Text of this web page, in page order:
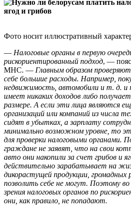
Фото носит иллюстративный
— Налоговые органы в первую
рискориентированный подход, —
МНС. — Главным образом
себе большие расходы. Например,
недвижимость, автомобили и т. д. и
имеет никаких доходов либо
размере. А если эти лица являются
организаций или компаний из числа
сидят в убытках, а зарплату
минимально возможном уровне, то
для проверки налоговыми органами.
граждане не заявят, что на свои
авто они накопили за счет грибов и
действительно зарабатывает на
дикорастущей продукции, громадных
позволить себе не могут. Поэтому во
зрения налоговых органов по
они, как правило, не попадают.